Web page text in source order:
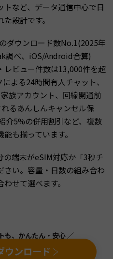
など、データ通信中心で日
設計です。
ダウンロード数No.1(2025年
調べ、iOS/Android合算)
ビュー件数は13,000件を超
よる24時間有人チャット、
族アカウント、回線開通前
るあんしんキャンセル保
介5%の併用割引など、複数
も揃っています。
の端末がeSIM対応か「3秒チ
さい。容量・日数の組み合わ
せて選べます。
も、かんたん・安心 ／
ウンロード